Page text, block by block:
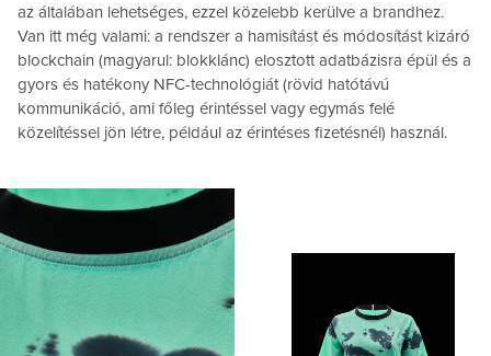
az általában lehetséges, ezzel közelebb kerülve a brandhez.
Van itt még valami: a rendszer a hamisítást és módosítást kizáró
blockchain (magyarul: blokklánc) elosztott adatbázisra épül és a
gyors és hatékony NFC-technológiát (rövid hatótávú
kommunikáció, ami főleg érintéssel vagy egymás felé
közelítéssel jön létre, például az érintéses fizetésnél) használ.